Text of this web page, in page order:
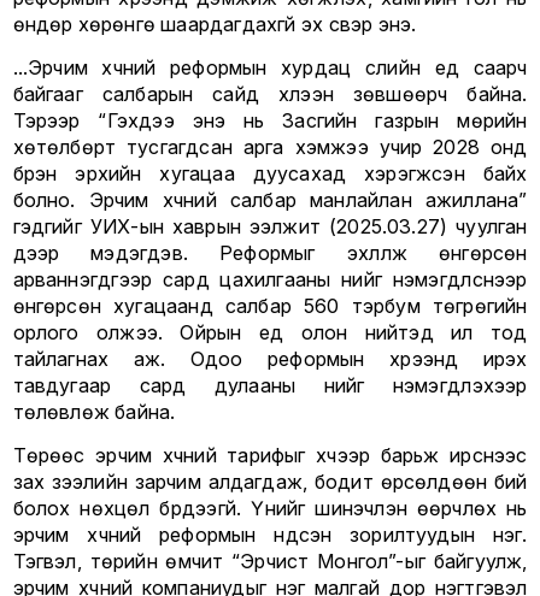
өндөр хөрөнгө шаардагдахгүй эх үүсвэр энэ.
...Эрчим хүчний реформын хурдац сүүлийн үед саарч
байгааг салбарын сайд хүлээн зөвшөөрч байна.
Тэрээр “Гэхдээ энэ нь Засгийн газрын мөрийн
хөтөлбөрт тусгагдсан арга хэмжээ учир 2028 онд
бүрэн эрхийн хугацаа дуусахад хэрэгжсэн байх
болно. Эрчим хүчний салбар манлайлан ажиллана”
гэдгийг УИХ-ын хаврын ээлжит (2025.03.27) чуулган
дээр мэдэгдэв. Реформыг эхлүүлж өнгөрсөн
арваннэгдүгээр сард цахилгааны үнийг нэмэгдүүлснээр
өнгөрсөн хугацаанд салбар 560 тэрбум төгрөгийн
орлого олжээ. Ойрын үед олон нийтэд ил тод
тайлагнах аж. Одоо реформын хүрээнд ирэх
тавдугаар сард дулааны үнийг нэмэгдүүлэхээр
төлөвлөж байна.
Төрөөс эрчим хүчний тарифыг хүчээр барьж ирснээс
зах зээлийн зарчим алдагдаж, бодит өрсөлдөөн бий
болох нөхцөл бүрдээгүй. Үүнийг шинэчлэн өөрчлөх нь
эрчим хүчний реформын үндсэн зорилтуудын нэг.
Тэгвэл, төрийн өмчит “Эрчист Монгол”-ыг байгуулж,
эрчим хүчний компаниудыг нэг малгай дор нэгтгэвэл